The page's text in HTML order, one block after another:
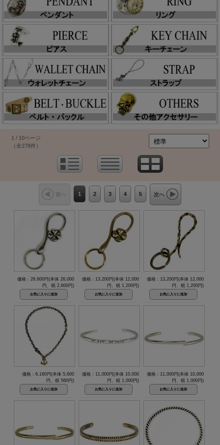
1 / 10ページ
（全278件）
前へ 1 2 3 4 5 次へ
価格：28,600円(本体 26,000
円、税 2,600円)
価格：13,200円(本体 12,000
円、税 1,200円)
価格：13,200円(本体 12,000
円、税 1,200円)
価格：6,160円(本体 5,600
円、税 560円)
価格：11,000円(本体 10,000
円、税 1,000円)
価格：11,000円(本体 10,000
円、税 1,000円)